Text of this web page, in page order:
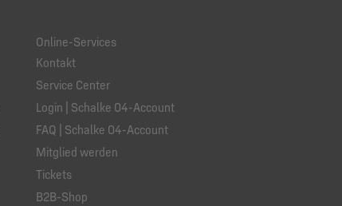
Online-Services
Kontakt
Service Center
Login | Schalke 04-Account
FAQ | Schalke 04-Account
Mitglied werden
Tickets
B2B-Shop